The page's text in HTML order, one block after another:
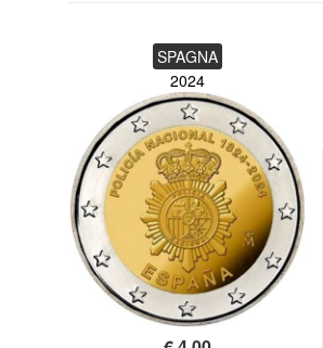
SPAGNA
2024